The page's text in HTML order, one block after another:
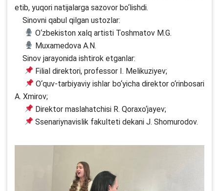
etib, yuqori natijalarga sazovor bо‘lishdi.
Sinovni qabul qilgan ustozlar:
О‘zbekiston xalq artisti Toshmatov M.G.
Muxamedova A.N.
Sinov jarayonida ishtirok etganlar:
Filial direktori, professor I. Melikuziyev;
О‘quv-tarbiyaviy ishlar bо‘yicha direktor о‘rinbosari
A. Xmirov;
Direktor maslahatchisi R. Qoraxо‘jayev;
Ssenariynavislik fakulteti dekani J. Shomurodov.